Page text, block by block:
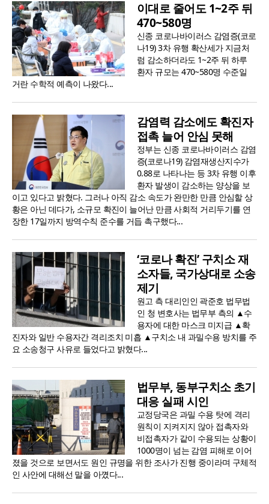
이대로 줄어도 1~2주 뒤
470~580명
신종 코로나바이러스 감염증(코로
나19) 3차 유행 확산세가 지금처
럼 감소하더라도 1~2주 뒤 하루
환자 규모는 470~580명 수준일
거란 수학적 예측이 나왔다...
감염력 감소에도 확진자
접촉 늘어 안심 못해
정부는 신종 코로나바이러스 감염
증(코로나19) 감염재생산지수가
0.88로 나타나는 등 3차 유행 이후
환자 발생이 감소하는 양상을 보
이고 있다고 밝혔다. 그러나 아직 감소 속도가 완만한 만큼 안심할 상
황은 아닌 데다가, 소규모 확진이 늘어난 만큼 사회적 거리두기를 연
장한 17일까지 방역수칙 준수를 거듭 촉구했다...
‘코로나 확진’ 구치소 재
소자들, 국가상대로 소송
제기
원고 측 대리인인 곽준호 법무법
인 청 변호사는 법무부 측의 ▲수
용자에 대한 마스크 미지급 ▲확
진자와 일반 수용자간 격리조치 미흡 ▲구치소 내 과밀수용 방치를 주
요 소송청구 사유로 들었다고 밝혔다...
법무부, 동부구치소 초기
대응 실패 시인
교정당국은 과밀 수용 탓에 격리
원칙이 지켜지지 않아 접촉자와
비접촉자가 같이 수용되는 상황이
1000명이 넘는 감염 피해로 이어
졌을 것으로 보면서도 원인 규명을 위한 조사가 진행 중이라며 구체적
인 사안에 대해선 말을 아꼈다...